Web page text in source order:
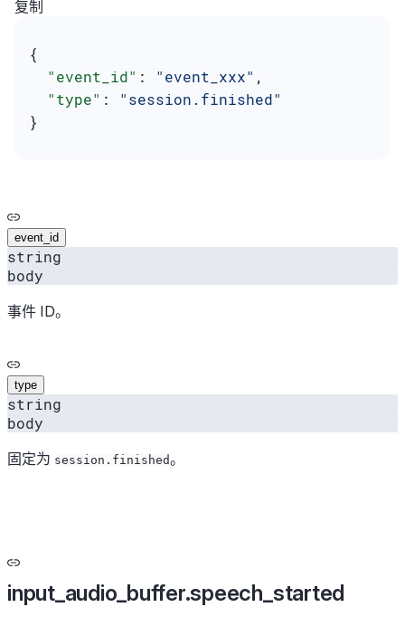
复制
{
  "event_id"
: "event_xxx" ,
  "type"
: "session.finished"
}
event_id
string
body
事件 ID。
type
string
body
固定为 session.finished。
input_audio_buffer.speech_started